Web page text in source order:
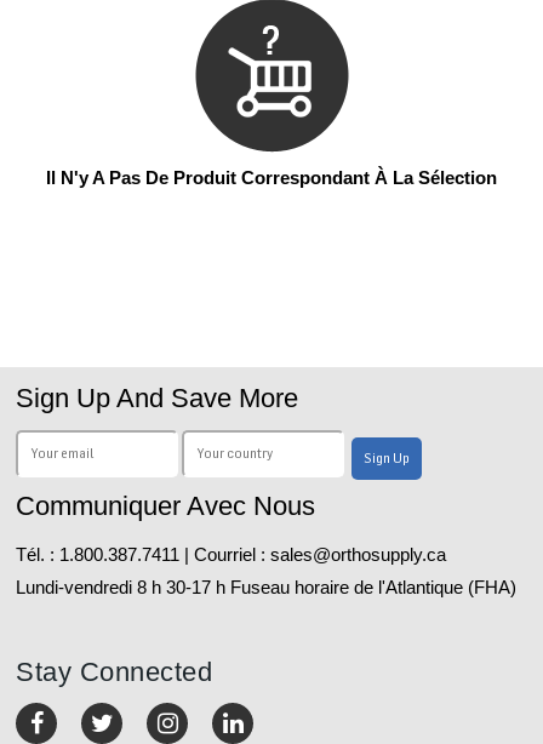
Il N'y A Pas De Produit Correspondant À La Sélection
Sign Up And Save More
Communiquer Avec Nous
Tél. : 1.800.387.7411 | Courriel : sales@orthosupply.ca
Lundi-vendredi 8 h 30-17 h Fuseau horaire de l'Atlantique (FHA)
Stay Connected